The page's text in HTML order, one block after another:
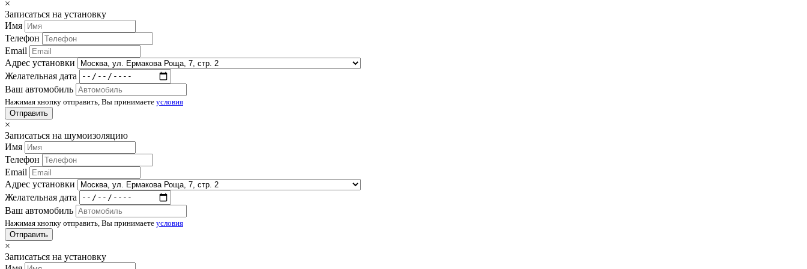
×
Записаться на установку
Имя
Телефон
Email
Адрес установки
Желательная дата
Ваш автомобиль
Нажимая кнопку отправить, Вы принимаете условия
×
Записаться на шумоизоляцию
Имя
Телефон
Email
Адрес установки
Желательная дата
Ваш автомобиль
Нажимая кнопку отправить, Вы принимаете условия
×
Записаться на установку